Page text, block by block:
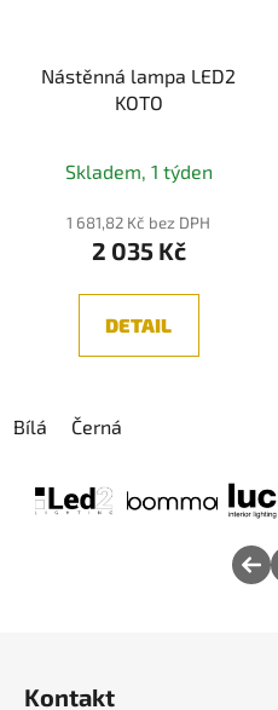
Nástěnná lampa LED2
KOTO
Skladem, 1 týden
1 681,82 Kč bez DPH
2 035 Kč
DETAIL
Bílá Černá
Kontakt